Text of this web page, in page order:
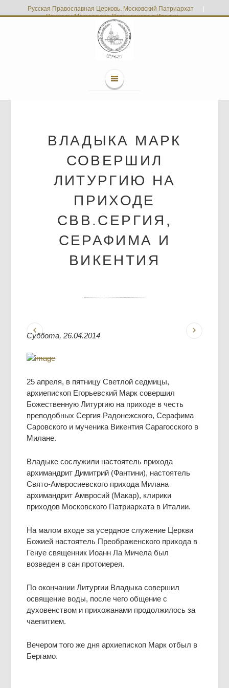
Русская Православная Церковь. Московский Патриархат
Приходы Московского Патриархата в Италии
ВЛАДЫКА МАРК
СОВЕРШИЛ
ЛИТУРГИЮ НА
ПРИХОДЕ
СВВ.СЕРГИЯ,
СЕРАФИМА И
ВИКЕНТИЯ
Суббота, 26.04.2014
25 апреля, в пятницу Светлой седмицы,
архиепископ Егорьевский Марк совершил
Божественную Литургию на приходе в честь
преподобных Сергия Радонежского, Серафима
Саровского и мученика Викентия Сарагосского в
Милане.
Владыке сослужили настоятель прихода
архимандрит Димитрий (Фантини), настоятель
Свято-Амвросиевского прихода Милана
архимандрит Амвросий (Макар), клирики
приходов Московского Патриархата в Италии.
На малом входе за усердное служение Церкви
Божией настоятель Преображенского прихода в
Генуе священник Иоанн Ла Мичела был
возведен в сан протоиерея.
По окончании Литургии Владыка совершил
освящение воды, после чего общение с
духовенством и прихожанами продолжилось за
чаепитием.
Вечером того же дня архиепископ Марк отбыл в
Бергамо.